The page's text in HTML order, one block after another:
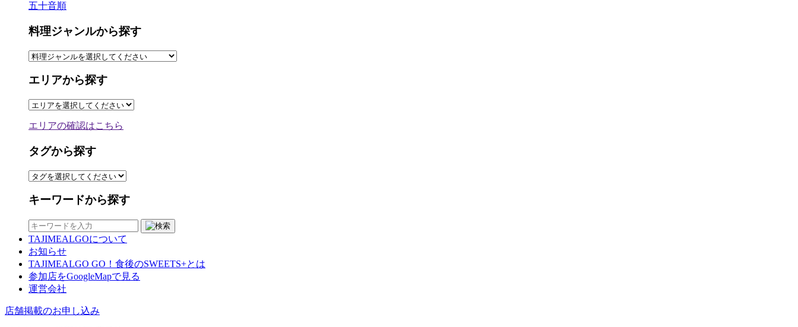
五十音順
料理ジャンルから探す
エリアから探す
エリアの確認はこちら
タグから探す
キーワードから探す
TAJIMEALGOについて
お知らせ
TAJIMEALGO GO！食後のSWEETS+とは
参加店をGoogleMapで見る
運営会社
店舗掲載のお申し込み